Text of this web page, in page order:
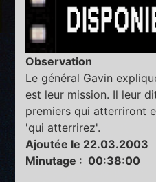
Observation
Le général Gavin
est leur mission. Il leur
premiers qui atterriront
'qui atterrirez'.
Ajoutée le 22.03.2003
Minutage : 00:38:00